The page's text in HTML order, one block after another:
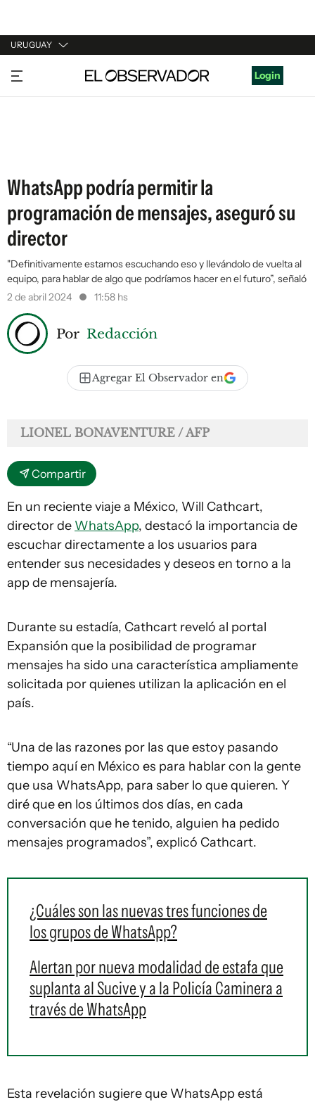
URUGUAY
URUGUAY
ARGENTINA
Login
WhatsApp podría permitir la
programación de mensajes, aseguró su
director
"Definitivamente estamos escuchando eso y llevándolo de vuelta al
equipo, para hablar de algo que podríamos hacer en el futuro”, señaló
2 de abril 2024
11:58 hs
Por Redacción
Agregar El Observador en
LIONEL BONAVENTURE / AFP
Compartir
En un reciente viaje a México, Will Cathcart,
director de WhatsApp, destacó la importancia de
escuchar directamente a los usuarios para
entender sus necesidades y deseos en torno a la
app de mensajería.
Durante su estadía, Cathcart reveló al portal
Expansión que la posibilidad de programar
mensajes ha sido una característica ampliamente
solicitada por quienes utilizan la aplicación en el
país.
“Una de las razones por las que estoy pasando
tiempo aquí en México es para hablar con la gente
que usa WhatsApp, para saber lo que quieren. Y
diré que en los últimos dos días, en cada
conversación que he tenido, alguien ha pedido
mensajes programados”, explicó Cathcart.
¿Cuáles son las nuevas tres funciones de
los grupos de WhatsApp?
Alertan por nueva modalidad de estafa que
suplanta al Sucive y a la Policía Caminera a
través de WhatsApp
Esta revelación sugiere que WhatsApp está